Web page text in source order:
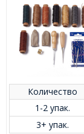
Количество
1-2 упак.
3+ упак.